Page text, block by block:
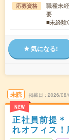
応募資格
職種未
要
■未経験
気になる!
未読
NEW
掲載日 2026/08/
正社員前提
れオフィス